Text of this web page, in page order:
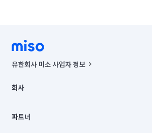
유한회사 미소 사업자 정보
00019 |
주소 | 본사: 서울특별시 종로구 율곡로 6(중학동, 트
컨택센터 : 서울특별시 종로구 수송동 율곡로 24, 7층,
회사
채용
파트너